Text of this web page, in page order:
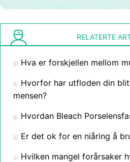
RELATERTE
Hva er forskjellen mellom
Hvorfor har utfloden din
mensen?
Hvordan Bleach
Er det ok for en niåring å
Hvilken mangel forårsaker